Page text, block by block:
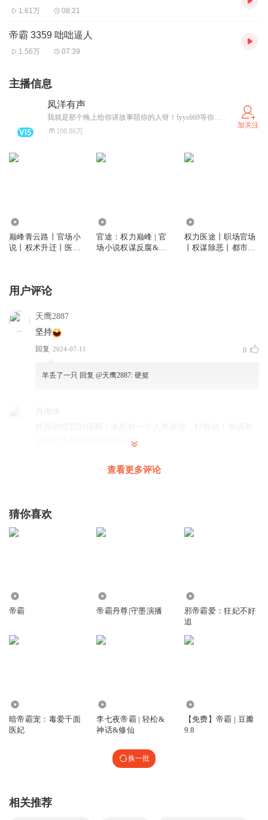
1.61万 08:21
帝霸 3359 咄咄逼人
1.56万 07:39
主播信息
凤洋有声
我就是那个晚上给你讲故事陪你的人呀！fyys669等你来摧更！
108.86万
加关注
巅峰青云路丨官场小
说丨权术升迁丨医官
官途：权力巅峰 | 官
场小说权谋反腐&权
权力医途丨职场官场
丨权谋除恶丨都市爽
用户评论
天鹰2887
坚持
回复 2024-07-11 0
羊丢了一只 回复 @天鹰2887: 硬挺
月湖水
训这个不知天高地厚的小子。
查看更多评论
猜你喜欢
帝霸 帝霸丹尊|守墨演播
邪帝霸爱：狂妃不好
追
暗帝霸宠：毒爱千面
医妃
李七夜帝霸 | 轻松&
神话&修仙
【免费】帝霸 | 豆瓣
9.8
换一批
相关推荐